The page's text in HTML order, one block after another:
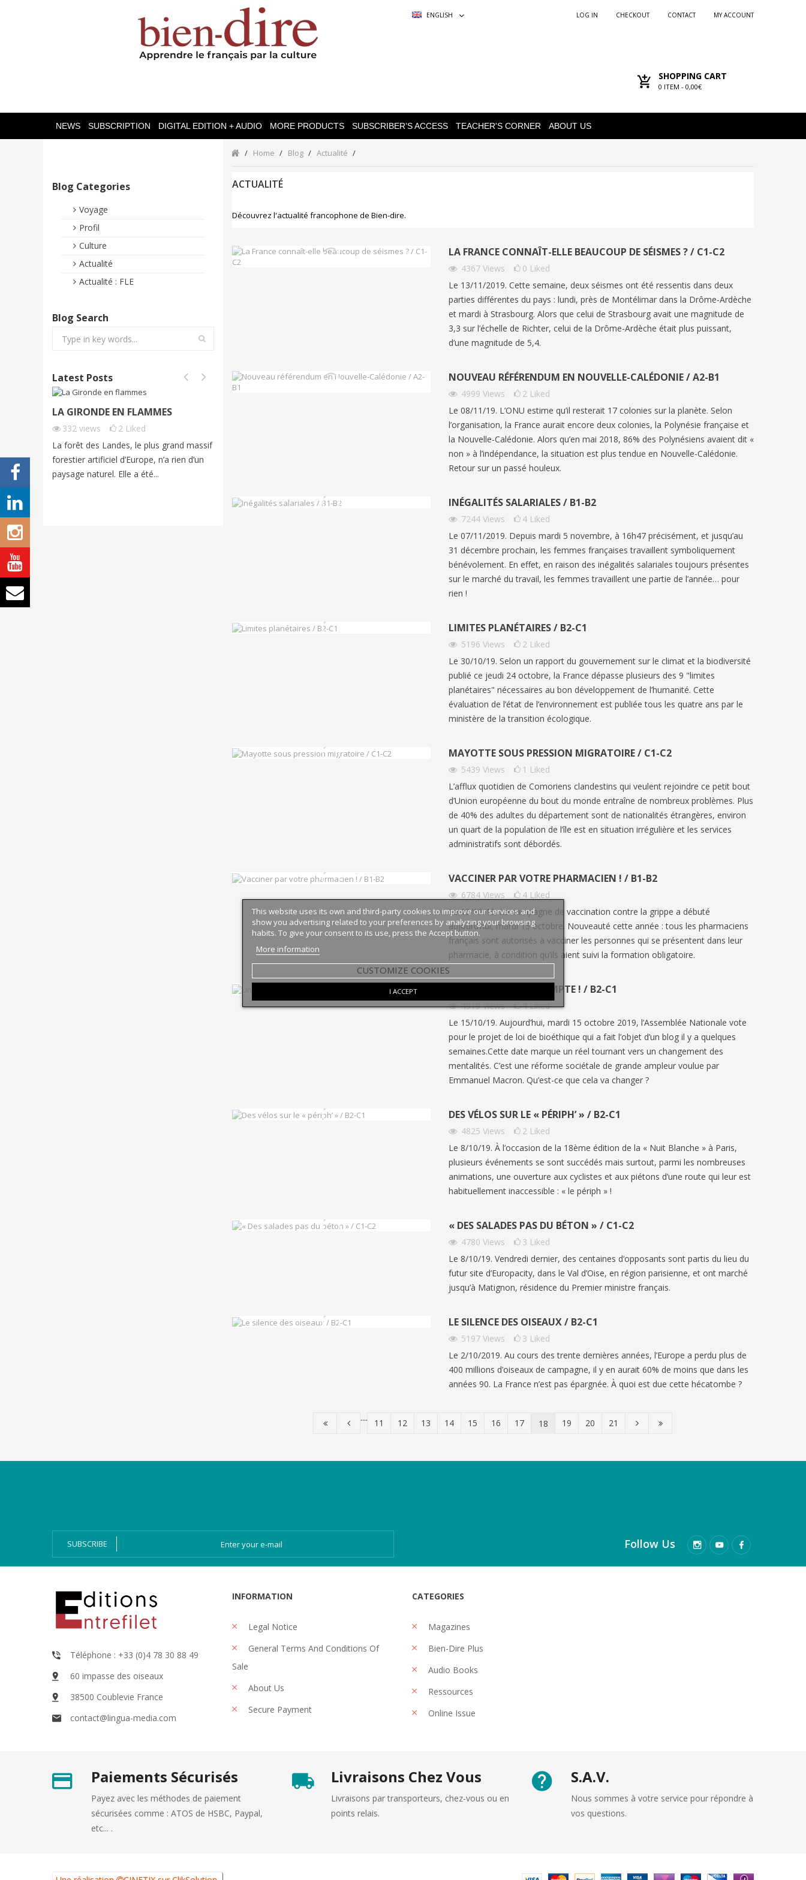
ENGLISH MY ACCOUNT
CONTACT
CHECKOUT
LOG IN
SHOPPING CART
0 ITEM - 0,00€
NEWS SUBSCRIPTION DIGITAL EDITION + AUDIO MORE PRODUCTS SUBSCRIBER’S ACCESS TEACHER'S CORNER ABOUT US
Blog Categories
Voyage
Profil
Culture
Actualité
Actualité : FLE
Blog Search
Latest Posts
LA GIRONDE EN FLAMMES
332 views 2 Liked
La forêt des Landes, le plus grand massif
forestier artificiel d’Europe, n’a rien d’un
paysage naturel. Elle a été...
imagine...
BORMES-LES-MIMOSAS: FRANCE’S
FAVORITE VILLAGE 2026
views 1 Liked
Connaissez-vous l’émission de télévision
animée par Stéphane Bern....
SUMMER HOLIDAYS IN FRANCE:
FRENCH A2/B1 | BIEN-DIRE
1176views 7 Liked
vacances d’été ».
Home Blog Actualité
ACTUALITÉ
Découvrez l'actualité francophone de Bien-dire.
LA FRANCE CONNAÎT-ELLE BEAUCOUP DE SÉISMES ? / C1-C2
4367 Views 0 Liked
Le 13/11/2019. Cette semaine, deux séismes ont été ressentis dans deux
parties différentes du pays : lundi, près de Montélimar dans la Drôme-Ardèche
et mardi à Strasbourg. Alors que celui de Strasbourg avait une magnitude de
3,3 sur l’échelle de Richter, celui de la Drôme-Ardèche était plus puissant,
d’une magnitude de 5,4.
NOUVEAU RÉFÉRENDUM EN NOUVELLE-CALÉDONIE / A2-B1
4999 Views 2 Liked
Le 08/11/19. L’ONU estime qu’il resterait 17 colonies sur la planète. Selon
l’organisation, la France aurait encore deux colonies, la Polynésie française et
la Nouvelle-Calédonie. Alors qu’en mai 2018, 86% des Polynésiens avaient dit «
non » à l’indépendance, la situation est plus tendue en Nouvelle-Calédonie.
Retour sur un passé houleux.
INÉGALITÉS SALARIALES / B1-B2
7244 Views 4 Liked
Le 07/11/2019. Depuis mardi 5 novembre, à 16h47 précisément, et jusqu’au
31 décembre prochain, les femmes françaises travaillent symboliquement
bénévolement. En effet, en raison des inégalités salariales toujours présentes
sur le marché du travail, les femmes travaillent une partie de l’année… pour
rien !
LIMITES PLANÉTAIRES / B2-C1
5196 Views 2 Liked
Le 30/10/19. Selon un rapport du gouvernement sur le climat et la biodiversité
publié ce jeudi 24 octobre, la France dépasse plusieurs des 9 "limites
planétaires" nécessaires au bon développement de l’humanité. Cette
évaluation de l’état de l’environnement est publiée tous les quatre ans par le
ministère de la transition écologique.
MAYOTTE SOUS PRESSION MIGRATOIRE / C1-C2
5439 Views 1 Liked
L’afflux quotidien de Comoriens clandestins qui veulent rejoindre ce petit bout
d’Union européenne du bout du monde entraîne de nombreux problèmes. Plus
de 40% des adultes du département sont de nationalités étrangères, environ
un quart de la population de l’île est en situation irrégulière et les services
administratifs sont débordés.
VACCINER PAR VOTRE PHARMACIEN ! / B1-B2
6784 Views 4 Liked
Le 15/10/19. La campagne de vaccination contre la grippe a débuté
aujourd’hui, mardi 15 octobre. Nouveauté cette année : tous les pharmaciens
français sont autorisés à vacciner les personnes qui se présentent dans leur
pharmacie, à condition qu’ils aient suivi la formation obligatoire.
UNE JOURNÉE QUI COMPTE ! / B2-C1
4919Views 4 Liked
Le 15/10/19. Aujourd’hui, mardi 15 octobre 2019, l’Assemblée Nationale vote
pour le projet de loi de bioéthique qui a fait l’objet d’un blog il y a quelques
semaines.Cette date marque un réel tournant vers un changement des
mentalités. C’est une réforme sociétale de grande ampleur voulue par
Emmanuel Macron. Qu’est-ce que cela va changer ?
DES VÉLOS SUR LE « PÉRIPH’ » / B2-C1
4825 Views 2 Liked
Le 8/10/19. À l’occasion de la 18ème édition de la « Nuit Blanche » à Paris,
plusieurs événements se sont succédés mais surtout, parmi les nombreuses
animations, une ouverture aux cyclistes et aux piétons d’une route qui leur est
habituellement inaccessible : « le périph » !
« DES SALADES PAS DU BÉTON » / C1-C2
4780 Views 3 Liked
Le 8/10/19. Vendredi dernier, des centaines d’opposants sont partis du lieu du
futur site d’Europacity, dans le Val d’Oise, en région parisienne, et ont marché
jusqu’à Matignon, résidence du Premier ministre français.
LE SILENCE DES OISEAUX / B2-C1
5197 Views 3 Liked
Le 2/10/2019. Au cours des trente dernières années, l’Europe a perdu plus de
400 millions d’oiseaux de campagne, il y en aurait 60% de moins que dans les
années 90. La France n’est pas épargnée. À quoi est due cette hécatombe ?
.... 11 12 13 14 15 16 17 18 19 20 21
This website uses its own and third-party cookies to improve our services and
show you advertising related to your preferences by analyzing your browsing
habits. To give your consent to its use, press the Accept button.
More information
CUSTOMIZE COOKIES
I ACCEPT
SUBSCRIBE
Follow Us
Téléphone : +33 (0)4 78 30 88 49
60 impasse des oiseaux
38500 Coublevie France
contact@lingua-media.com
INFORMATION
Legal Notice
General Terms And Conditions Of
Sale
About Us
Secure Payment
CATEGORIES
Magazines
Bien-Dire Plus
Audio Books
Ressources
Online Issue
Paiements Sécurisés
Payez avec les méthodes de paiement
sécurisées comme : ATOS de HSBC, Paypal,
etc... .
Livraisons Chez Vous
Livraisons par transporteurs, chez-vous ou en
points relais.
S.A.V.
Nous sommes à votre service pour répondre à
vos questions.